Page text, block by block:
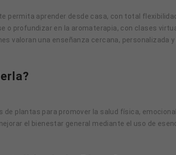
permita aprender desde casa, con total
profundizar en la aromaterapia, con clases
valoran una enseñanza cercana, personalizada y
plantas para promover la salud física,
el bienestar general mediante el uso de